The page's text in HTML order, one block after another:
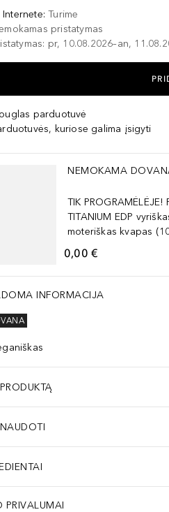
Internete:Turime
pristatymas
pr, 10.08.2026–an,
parduotuvė
kuriose galima įsigyti
NEMOKAMA
TIK
TITANIUM EDP
moteriškas kvapas
0,00 €
INFORMACIJA
PRIVALUMAI